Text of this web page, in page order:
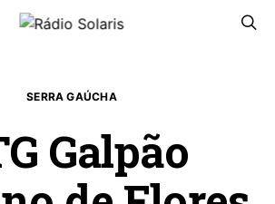
SERRA GAÚCHA
Galpão